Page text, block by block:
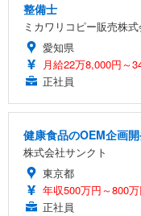
整備士
ミカワリコピー販売株
愛知県
月給22万8,000円～
正社員
健康食品のOEM企画
株式会社サンクト
東京都
年収500万円～800
正社員